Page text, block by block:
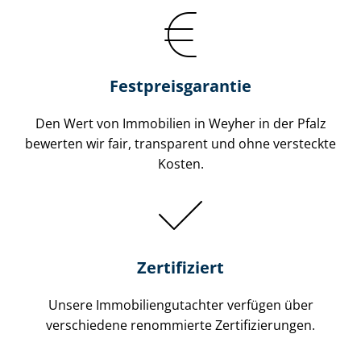
Festpreis​garantie
Den Wert von Immobilien in Weyher in der Pfalz
bewerten wir fair, transparent und ohne versteckte
Kosten.
Zertifiziert
Unsere Immobilien­gutachter verfügen über
verschiedene renommierte Zer­ti­fi­zie­run­gen.